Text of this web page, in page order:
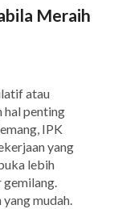
Meraih
atau
hal penting
IPK
yang
lebih
gemilang.
mudah.